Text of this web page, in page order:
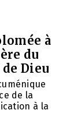
à
du
Dieu
de la
à la